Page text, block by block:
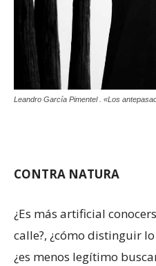
Leandro García Pimentel . «Los
CONTRA NATURA
¿Es más artificial
calle?, ¿cómo distinguir
¿es menos legítimo